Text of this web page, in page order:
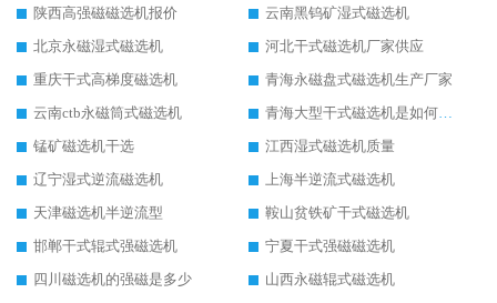
陕西高强磁磁选机报价
云南黑钨矿湿式磁选机
北京永磁湿式磁选机
河北干式磁选机厂家供应
重庆干式高梯度磁选机
青海永磁盘式磁选机生产厂家
云南ctb永磁筒式磁选机
青海大型干式磁选机是如何选矿的
锰矿磁选机干选
江西湿式磁选机质量
辽宁湿式逆流磁选机
上海半逆流式磁选机
天津磁选机半逆流型
鞍山贫铁矿干式磁选机
邯郸干式辊式强磁选机
宁夏干式强磁磁选机
四川磁选机的强磁是多少
山西永磁辊式磁选机